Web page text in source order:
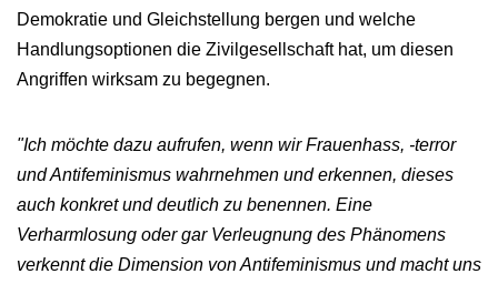
Demokratie und Gleichstellung bergen und welche
Handlungsoptionen die Zivilgesellschaft hat, um diesen
Angriffen wirksam zu begegnen.
"Ich möchte dazu aufrufen, wenn wir Frauenhass, -terror
und Antifeminismus wahrnehmen und erkennen, dieses
auch konkret und deutlich zu benennen. Eine
Verharmlosung oder gar Verleugnung des Phänomens
verkennt die Dimension von Antifeminismus und macht uns